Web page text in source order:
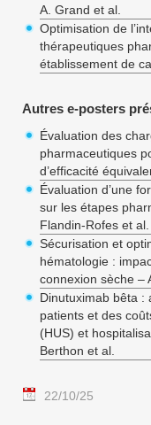
A. Grand et al.
Optimisation de
thérapeutiques
établissement de
Autres e-posters
Évaluation des
pharmaceutiques
d’efficacité
Évaluation d’une
sur les étapes
Flandin-Rofes et al.
Sécurisation et
hématologie :
connexion sèche –
Dinutuximab bêta :
patients et des
(HUS) et
Berthon et al.
22/10/25